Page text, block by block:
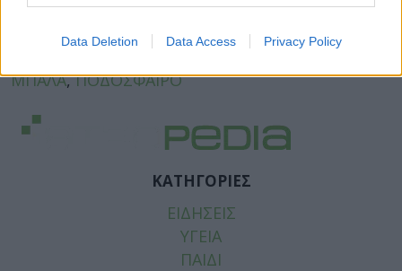
Data Deletion Data Access Privacy Policy
ΜΠΑΛΑ,ΠΟΔΟΣΦΑΙΡΟ
ΚΑΤΗΓΟΡΙΕΣ
ΕΙΔΗΣΕΙΣ
ΥΓΕΙΑ
ΠΑΙΔΙ